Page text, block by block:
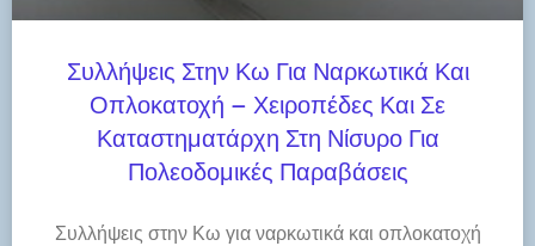
Συλλήψεις Στην Κω Για Ναρκωτικά Και
Οπλοκατοχή – Χειροπέδες Και Σε
Καταστηματάρχη Στη Νίσυρο Για
Πολεοδομικές Παραβάσεις
Συλλήψεις στην Κω για ναρκωτικά και οπλοκατοχή